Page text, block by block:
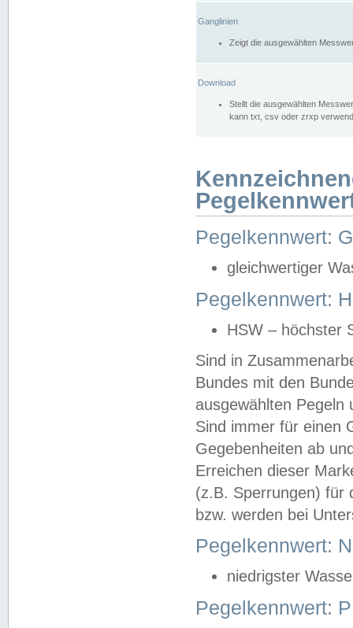
Ganglinien
Zeigt die ausgewählten
Download
Stellt die ausgewählten
kann txt, csv oder zrxp
Pegelkennwert:
gleichwertiger
Pegelkennwert:
HSW – höchster
Sind in
Bundes mit den
ausgewählten
Sind immer für einen
Gegebenheiten ab
Erreichen dieser
(z.B. Sperrungen) für
bzw. werden bei
Pegelkennwert:
niedrigster
Pegelkennwert: